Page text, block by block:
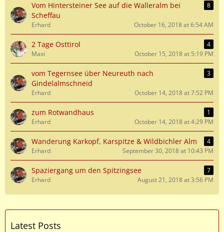
Vom Hintersteiner See auf die Walleralm bei
Scheffau
8
Erhard October 16, 2018 at 6:54 AM
2 Tage Osttirol
4
Maxi
October 15, 2018 at 5:19 PM
vom Tegernsee über Neureuth nach
Gindelalmschneid
3
Erhard October 14, 2018 at 7:52 PM
zum Rotwandhaus
1
Erhard
October 14, 2018 at 4:29 PM
Wanderung Karkopf, Karspitze & Wildbichler Alm
4
Erhard
September 30, 2018 at 10:43 PM
Spaziergang um den Spitzingsee
7
Erhard
August 21, 2018 at 3:56 PM
Latest Posts